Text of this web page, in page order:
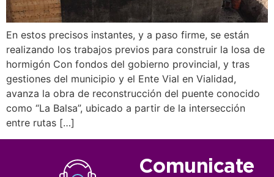
En estos precisos instantes, y a paso firme, se están
realizando los trabajos previos para construir la losa de
hormigón Con fondos del gobierno provincial, y tras
gestiones del municipio y el Ente Vial en Vialidad,
avanza la obra de reconstrucción del puente conocido
como “La Balsa”, ubicado a partir de la intersección
entre rutas […]
Comunicate